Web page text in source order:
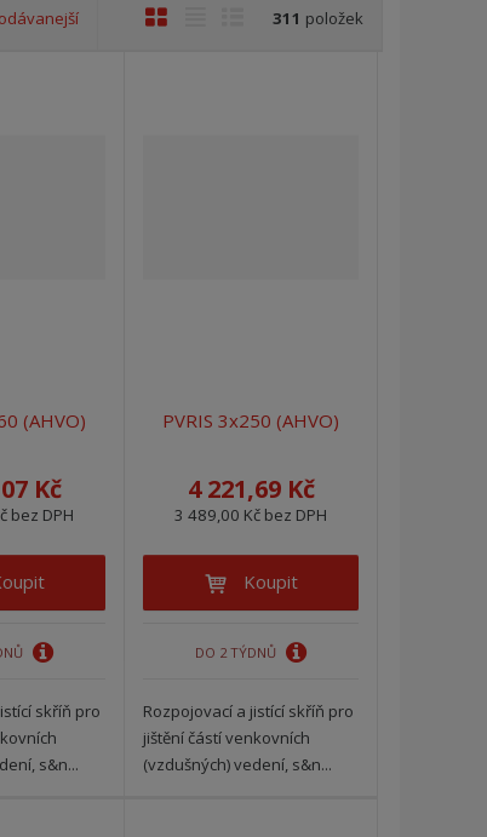
311 položek
(AHVO)
Kč
bez DPH
skříň pro
s&n...
PVRIS 3x250 (AHVO)
4 221,69 Kč
3 489,00 Kč bez DPH
Koupit
DO 2 TÝDNŮ
Rozpojovací a jistící skříň pro
jištění částí venkovních
(vzdušných) vedení, s&n...